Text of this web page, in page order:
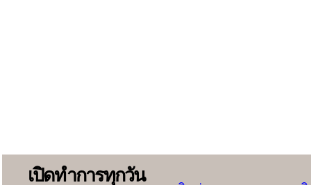
เปิดทำการทุกวัน